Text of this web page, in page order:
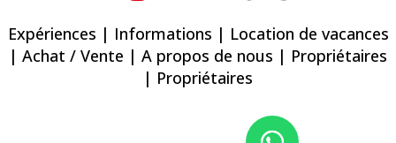
Expériences | Informations | Location de vacances
| Achat / Vente | A propos de nous | Propriétaires
| Propriétaires